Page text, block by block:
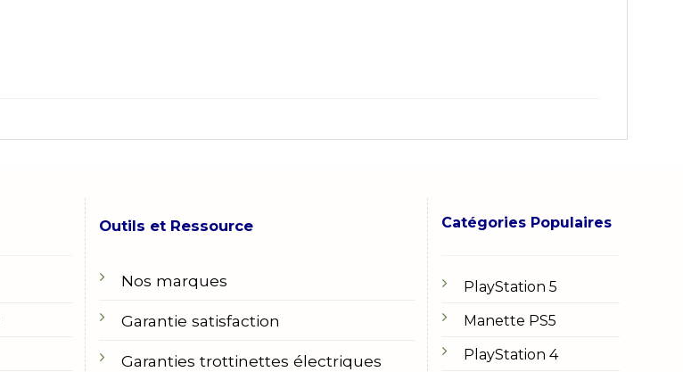
Outils et Ressource
Nos marques
Garantie satisfaction
Garanties trottinettes électriques
Catégories Populaires
PlayStation 5
Manette PS5
PlayStation 4